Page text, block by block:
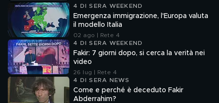
4 DI SERA WEEKEND
Emergenza immigrazione, l'Europa valuta
il modello Italia
02 ago | Rete 4
4 DI SERA WEEKEND
Fakir: 7 giorni dopo, si cerca la verità nei
video
26 lug | Rete 4
4 DI SERA NEWS
Come e perché è deceduto Fakir
Abderrahim?